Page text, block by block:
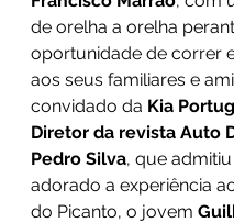
de orelha a orelha
oportunidade de correr
aos seus familiares e
convidado da Kia
Diretor da revista Auto
Pedro Silva, que
adorado a experiência
do Picanto, o jovem